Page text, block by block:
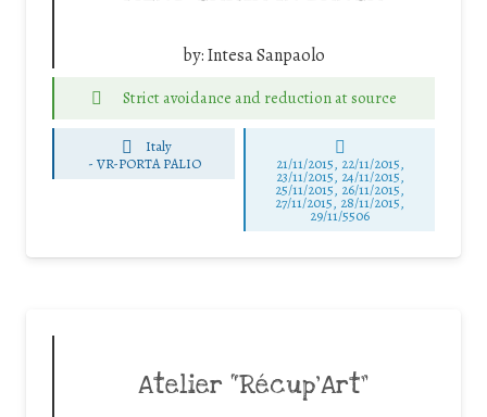
by:Intesa Sanpaolo
Strict avoidance and reduction at source
Italy
- VR-PORTA PALIO 21/11/2015, 22/11/2015,
23/11/2015, 24/11/2015,
25/11/2015, 26/11/2015,
27/11/2015, 28/11/2015,
29/11/5506
Atelier “Récup’Art”